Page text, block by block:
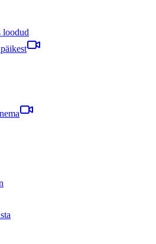
loodud